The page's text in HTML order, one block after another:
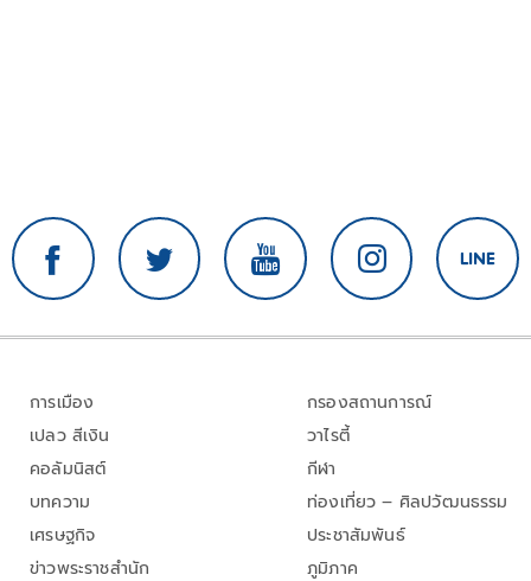
การเมือง
เปลว สีเงิน
คอลัมนิสต์
บทความ
เศรษฐกิจ
ข่าวพระราชสำนัก
กรองสถานการณ์
วาไรตี้
กีฬา
ท่องเที่ยว – ศิลปวัฒนธรรม
ประชาสัมพันธ์
ภูมิภาค